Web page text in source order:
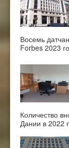
Восемь
Forbes 2023
Количество
Дании в 2022